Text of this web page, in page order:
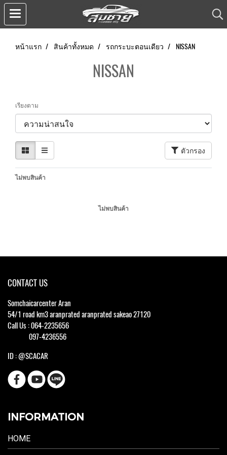
หน้าแรก สินค้าทั้งหมด รถกระบะตอนเดียว NISSAN
NISSAN
เรียงตาม
ตัวกรอง
ไม่พบสินค้า
ไม่พบสินค้า
CONTACT US
Somchaicarcenter Aran
54/1 road km3 aranprated aranprated sakeao 27120
Call Us : 064-2235656
097-4236556
ID : @SCACAR
INFORMATION
HOME